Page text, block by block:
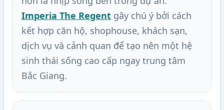
Imperia The Regent gây chú ý bởi cách
kết hợp căn hộ, shophouse, khách sạn,
dịch vụ và cảnh quan để tạo nên một hệ
sinh thái sống cao cấp ngay trung tâm
Bắc Giang.